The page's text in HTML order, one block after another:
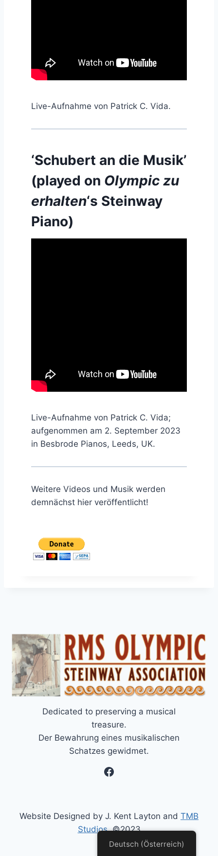
Live-Aufnahme von Patrick C. Vida.
‘Schubert an die Musik’
(played on Olympic zu
erhalten‘s Steinway
Piano)
Live-Aufnahme von Patrick C. Vida;
aufgenommen am 2. September 2023
in Besbrode Pianos, Leeds, UK.
Weitere Videos und Musik werden
demnächst hier veröffentlicht!
Dedicated to preserving a musical
treasure.
Der Bewahrung eines musikalischen
Schatzes gewidmet.
Facebook
Website Designed by J. Kent Layton and TMB
Studios, ©2023
Deutsch (Österreich)